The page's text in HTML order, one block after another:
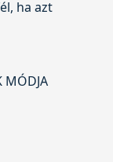
ha azt
MÓDJA